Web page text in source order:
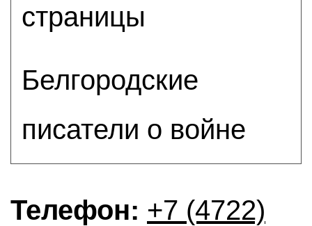
страницы
Белгородские
писатели о войне
Телефон: +7 (4722)